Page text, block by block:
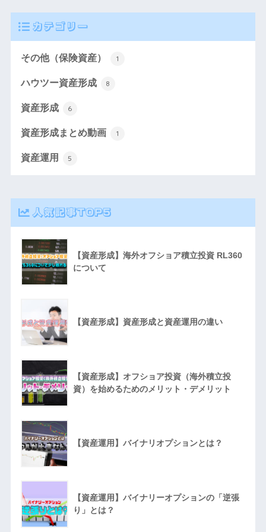
カテゴリー
その他（保険資産） 1
ハウツー資産形成 8
資産形成 6
資産形成まとめ動画 1
資産運用 5
人気記事TOP5
【資産形成】海外オフショア積立投資 RL360
について
【資産形成】資産形成と資産運用の違い
【資産形成】オフショア投資（海外積立投
資）を始めるためのメリット・デメリット
【資産運用】バイナリオプションとは？
【資産運用】バイナリーオプションの「逆張
り」とは？